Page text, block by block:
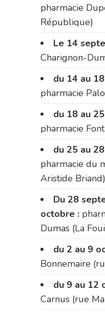
pharmacie
République)
Le 14
Charignon-
du 14 au
pharmacie
du 18 au
pharmacie
du 25 au
pharmacie du
Aristide Briand)
Du 28
octobre :
Dumas (La
du 2 au 9
Bonnemaire
du 9 au 12
Carnus (rue